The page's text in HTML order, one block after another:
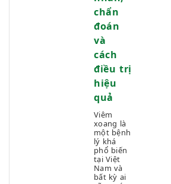
chẩn
đoán
và
cách
điều trị
hiệu
quả
Viêm
xoang là
một bệnh
lý khá
phổ biến
tại Việt
Nam và
bất kỳ ai